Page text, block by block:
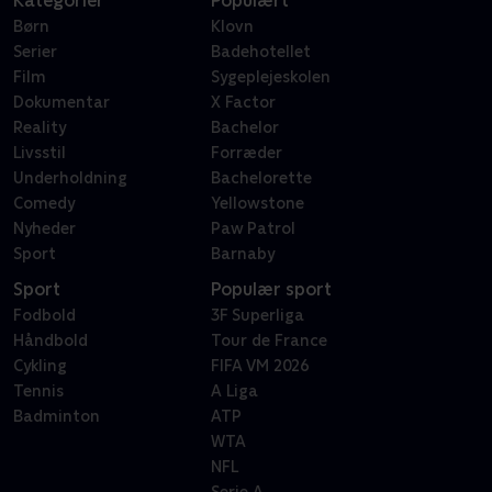
Børn
Serier
Film
Dokumentar
Reality
Livsstil
Underholdning
Comedy
Nyheder
Sport
Klovn
Badehotellet
Sygeplejeskolen
X Factor
Bachelor
Forræder
Bachelorette
Yellowstone
Paw Patrol
Barnaby
Sport
Fodbold
Håndbold
Cykling
Tennis
Badminton
Populær sport
3F Superliga
Tour de France
FIFA VM 2026
A Liga
ATP
WTA
NFL